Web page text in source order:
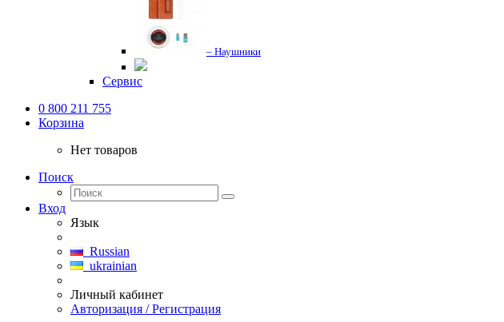
– Наушники
Сервис
0 800 211 755
Корзина
Нет товаров
Поиск
Вход
Язык
Russian
ukrainian
Личный кабинет
Авторизация / Регистрация